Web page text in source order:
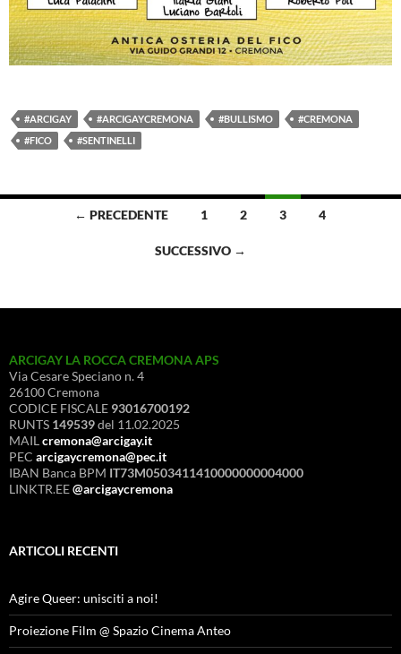
#ARCIGAY #ARCIGAYCREMONA #BULLISMO
#CREMONA
#FICO
#SENTINELLI
Navigazione
← PRECEDENTE 1 2 3 4
SUCCESSIVO →
ARCIGAY LA ROCCA CREMONA APS
Via Cesare Speciano n. 4
26100 Cremona
CODICE FISCALE 93016700192
RUNTS 149539del 11.02.2025
MAIL cremona@arcigay.it
PEC arcigaycremona@pec.it
IBAN Banca BPM IT73M0503411410000000004000
LINKTR.EE@arcigaycremona
ARTICOLI RECENTI
Agire Queer: unisciti a noi!
Proiezione Film @ Spazio Cinema Anteo